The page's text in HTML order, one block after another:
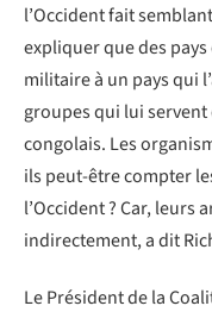
l’Occident fait
expliquer que des
militaire à un pays qui
groupes qui lui
congolais. Les
ils peut-être compter
l’Occident ? Car, leurs
indirectement, a dit
Le Président de la